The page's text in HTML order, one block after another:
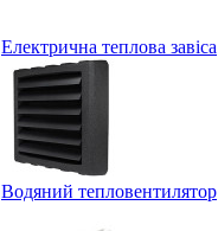
Електрична теплова завіса
Водяний тепловентилятор